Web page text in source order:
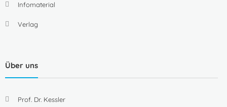
Infomaterial
Verlag
Über uns
Prof. Dr. Kessler